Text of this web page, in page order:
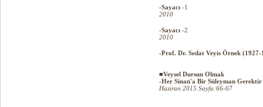
-Sayacı -1
2010
-Sayacı -2
2010
-Prof. Dr. Sedat Veyis Örnek (1927-
■Veysel Dursun Olmak
-Her Sinan'a Bir Süleyman Gerektir
Haziran 2015 Sayfa:66-67